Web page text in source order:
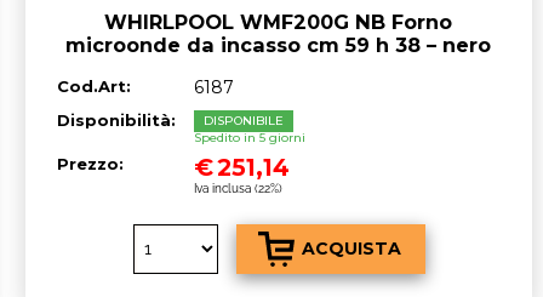
WHIRLPOOL WMF200G NB Forno
microonde da incasso cm 59 h 38 – nero
Cod.Art: 6187
Disponibilità:
DISPONIBILE
Spedito in 5 giorni
Prezzo: €251,14
Iva inclusa (22%)